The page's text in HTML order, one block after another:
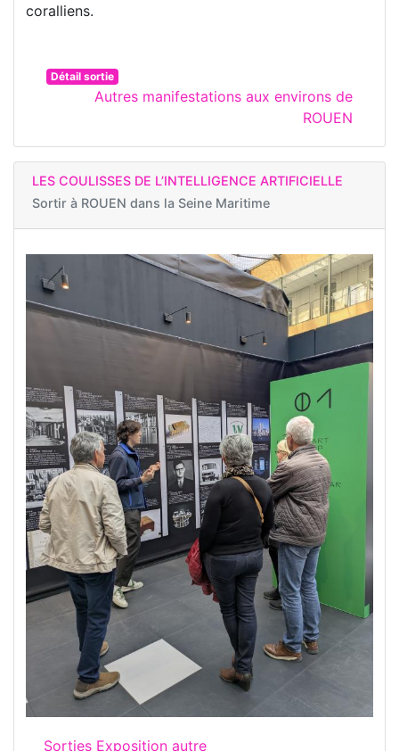
coralliens.
Détail sortie
Autres manifestations aux environs de
ROUEN
LES COULISSES DE L’INTELLIGENCE ARTIFICIELLE
Sortir à ROUEN dans la Seine Maritime
Sorties Exposition autre